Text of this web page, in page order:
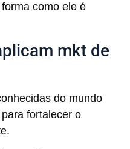
como ele é
mkt de
do mundo
fortalecer o